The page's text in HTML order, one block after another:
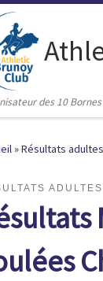
des 10
»Résultats adultes
ADULTES